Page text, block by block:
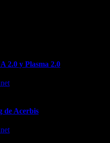
2.0 y Plasma 2.0
de Acerbis